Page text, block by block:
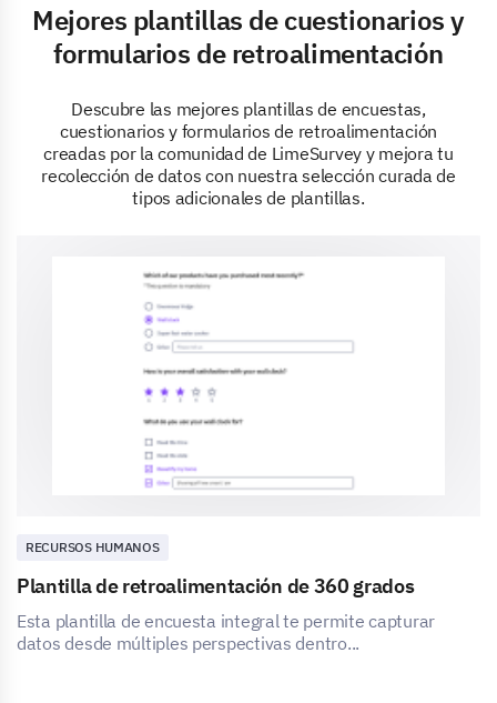
Mejores plantillas de cuestionarios y
formularios de retroalimentación
Descubre las mejores plantillas de encuestas,
cuestionarios y formularios de retroalimentación
creadas por la comunidad de LimeSurvey y mejora tu
recolección de datos con nuestra selección curada de
tipos adicionales de plantillas.
RECURSOS HUMANOS
Plantilla de retroalimentación de 360 grados
Esta plantilla de encuesta integral te permite capturar
datos desde múltiples perspectivas dentro...